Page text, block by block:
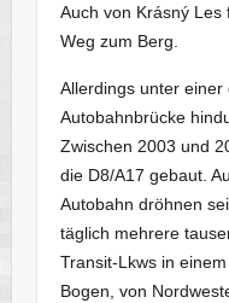
Auch von Krásný
Weg zum Berg.
Allerdings unter einer
Autobahnbrücke
Zwischen 2003 und
die D8/A17 gebaut.
Autobahn dröhnen
täglich mehrere
Transit-Lkws in
Bogen, von